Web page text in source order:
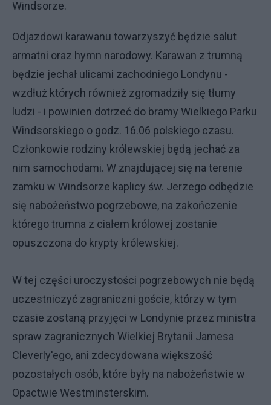
Windsorze.
Odjazdowi karawanu towarzyszyć będzie salut
armatni oraz hymn narodowy. Karawan z trumną
będzie jechał ulicami zachodniego Londynu -
wzdłuż których również zgromadziły się tłumy
ludzi - i powinien dotrzeć do bramy Wielkiego Parku
Windsorskiego o godz. 16.06 polskiego czasu.
Członkowie rodziny królewskiej będą jechać za
nim samochodami. W znajdującej się na terenie
zamku w Windsorze kaplicy św. Jerzego odbędzie
się nabożeństwo pogrzebowe, na zakończenie
którego trumna z ciałem królowej zostanie
opuszczona do krypty królewskiej.
W tej części uroczystości pogrzebowych nie będą
uczestniczyć zagraniczni goście, którzy w tym
czasie zostaną przyjęci w Londynie przez ministra
spraw zagranicznych Wielkiej Brytanii Jamesa
Cleverly'ego, ani zdecydowana większość
pozostałych osób, które były na nabożeństwie w
Opactwie Westminsterskim.